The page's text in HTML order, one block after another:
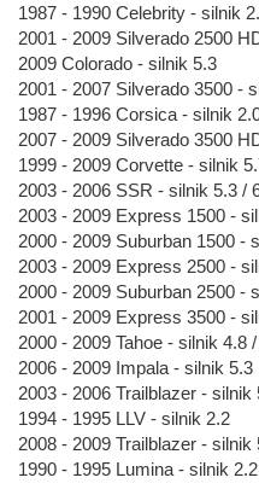
1987 - 1990 Celebrity - silnik
2001 - 2009 Silverado 2500
2009 Colorado - silnik 5.3
2001 - 2007 Silverado 3500 -
1987 - 1996 Corsica - silnik
2007 - 2009 Silverado 3500
1999 - 2009 Corvette - silnik
2003 - 2006 SSR - silnik 5.3 /
2003 - 2009 Express 1500 -
2000 - 2009 Suburban 1500 -
2003 - 2009 Express 2500 -
2000 - 2009 Suburban 2500 -
2001 - 2009 Express 3500 -
2000 - 2009 Tahoe - silnik 4.8
2006 - 2009 Impala - silnik 5.3
2003 - 2006 Trailblazer - silnik
1994 - 1995 LLV - silnik 2.2
2008 - 2009 Trailblazer - silnik
1990 - 1995 Lumina - silnik